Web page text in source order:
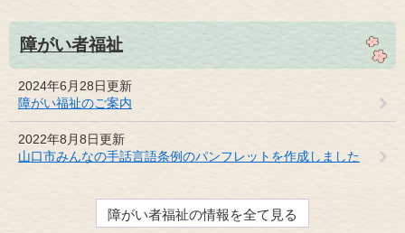
障がい者福祉
2024年6月28日更新
障がい福祉のご案内
2022年8月8日更新
山口市みんなの手話言語条例のパンフレットを作成しました
障がい者福祉の情報を全て見る